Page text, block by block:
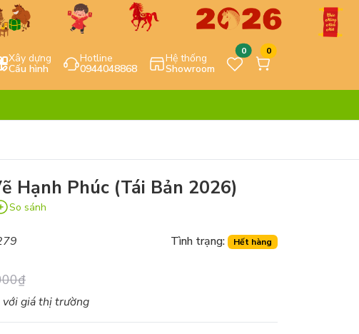
Xây dựng
Cấu hình
Hotline
0944048868
Hệ thống
Showroom
0 0
Hạnh Phúc (Tái Bản 2026)
So sánh
Tình trạng: Hết hàng
với giá thị trường